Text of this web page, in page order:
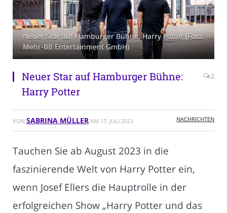
Neuer Star auf Hamburger Bühne: Harry Potter (Foto:
Mehr-BB Entertainment GmbH)
Neuer Star auf Hamburger Bühne:
Harry Potter
0
VON SABRINA MÜLLER AM 17. JULI 2023 NACHRICHTEN
Tauchen Sie ab August 2023 in die
faszinierende Welt von Harry Potter ein,
wenn Josef Ellers die Hauptrolle in der
erfolgreichen Show „Harry Potter und das